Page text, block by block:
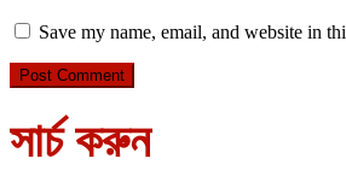
Save my name, email, and website in
সার্চ করুন